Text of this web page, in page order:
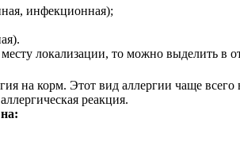
инфекционная);
локализации, то можно выделить в
на корм. Этот вид аллергии чаще
реакция.